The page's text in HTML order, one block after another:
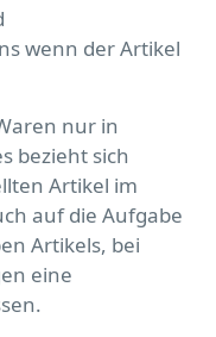
wenn der Artikel
nur in
bezieht sich
Artikel im
auf die Aufgabe
Artikels, bei
eine